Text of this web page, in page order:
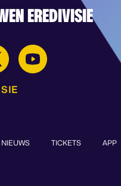
EREDIVISIE
NIEUWS TICKETS APP